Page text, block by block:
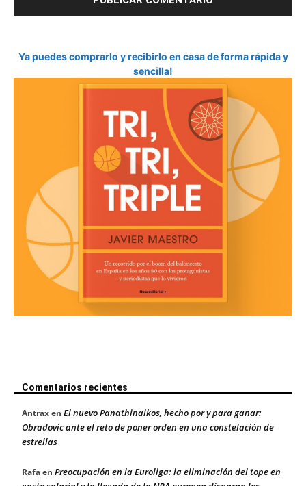
Ya puedes comprarlo y recibirlo en casa de forma rápida y
sencilla!
Comentarios recientes
Antraxen El nuevo Panathinaikos, hecho por y para ganar:
Obradovic ante el reto de poner orden en una constelación de
estrellas
Rafaen Preocupación en la Euroliga: la eliminación del tope en